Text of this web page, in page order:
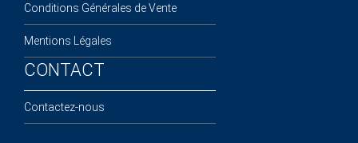
Conditions Générales de Vente
Mentions Légales
CONTACT
Contactez-nous